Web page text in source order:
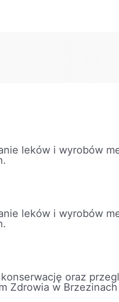
leków i wyrobów
leków i wyrobów
oraz
Zdrowia w